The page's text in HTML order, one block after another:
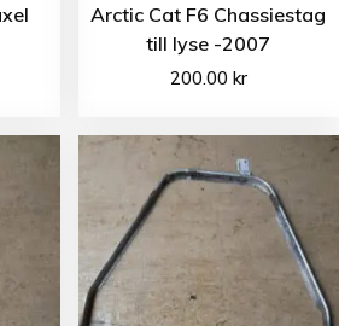
Arctic Cat F6 Chassiestag
till lyse -2007
200.00 kr